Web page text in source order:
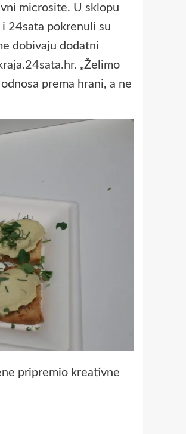
microsite. U sklopu
24sata pokrenuli su
dobivaju dodatni
„Želimo
prema hrani, a ne
pripremio kreativne